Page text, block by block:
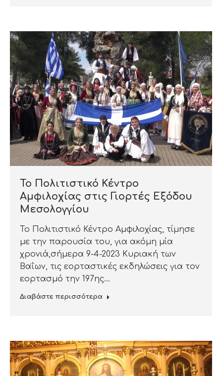
Το Πολιτιστικό Κέντρο
Αμφιλοχίας στις Γιορτές Εξόδου
Μεσολογγίου
Το Πολιτιστικό Κέντρο Αμφιλοχίας, τίμησε
με την παρουσία του, για ακόμη μία
χρονιά,σήμερα 9-4-2023 Κυριακή των
Βαΐων, τις εορταστικές εκδηλώσεις για τον
εορτασμό την 197ης…
Διαβάστε περισσότερα